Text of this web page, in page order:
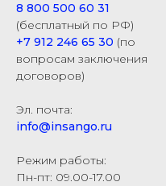
8 800 500 60 31
(бесплатный по РФ)
+7 912 246 65 30 (по
вопросам заключения
договоров)
Эл. почта:
info@insango.ru
Режим работы:
Пн-пт: 09.00-17.00